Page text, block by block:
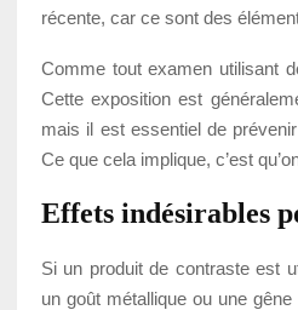
récente, car ce sont des
Comme tout examen utilisant
Cette exposition est
mais il est essentiel de
Ce que cela implique, c’est
Effets indésirables
Si un produit de contraste est
un goût métallique ou une